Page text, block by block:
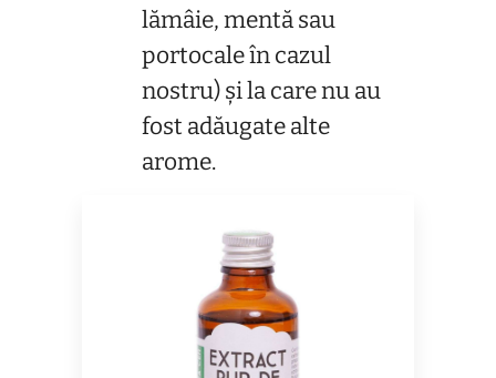
lămâie, mentă sau
portocale în cazul
nostru) și la care nu au
fost adăugate alte
arome.